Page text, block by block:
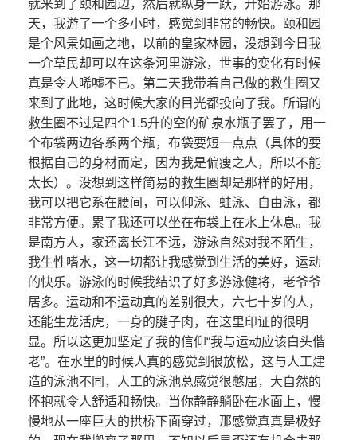
就来到了颐和园边，然后就纵身一跃，开始游泳。那
天，我游了一个多小时，感觉到非常的畅快。颐和园
是个风景如画之地，以前的皇家林园，没想到今日我
一介草民却可以在这条河里游泳，世事的变化有时候
真是令人唏嘘不已。第二天我带着自己做的救生圈又
来到了此地，这时候大家的目光都投向了我。所谓的
救生圈不过是四个1.5升的空的矿泉水瓶子罢了，用一
个布袋两边各系两个瓶，布袋要短一点点（具体的要
根据自己的身材而定，因为我是偏瘦之人，所以不能
太长）。没想到这样简易的救生圈却是那样的好用，
我可以把它系在腰间，可以仰泳、蛙泳、自由泳，都
非常方便。累了我还可以坐在布袋上在水上休息。我
是南方人，家还离长江不远，游泳自然对我不陌生，
我生性嗜水，这一切都让我感觉到生活的美好，运动
的快乐。游泳的时候我结识了好多游泳健将，老爷爷
居多。运动和不运动真的差别很大，六七十岁的人，
还能生龙活虎，一身的腱子肉，在这里印证的很明
显。所以这更加坚定了我的信仰“我与运动应该白头偕
老”。在水里的时候人真的感觉到很放松，这与人工建
造的泳池不同，人工的泳池总感觉很憋屈，大自然的
怀抱就令人舒适和畅快。当你静静躺卧在水面上，慢
慢地从一座巨大的拱桥下面穿过，那感觉真真是极好